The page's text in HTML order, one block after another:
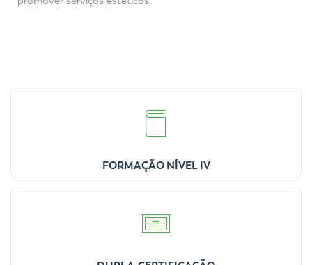
FORMAÇÃO NÍVEL IV